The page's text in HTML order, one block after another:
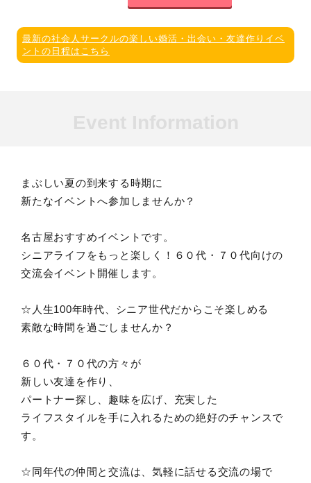
最新の社会人サークルの楽しい婚活・出会い・友達作りイベ
ントの日程はこちら
まぶしい夏の到来する時期に
新たなイベントへ参加しませんか？
名古屋おすすめイベントです。
シニアライフをもっと楽しく！６０代・７０代向けの
交流会イベント開催します。
☆人生100年時代、シニア世代だからこそ楽しめる
素敵な時間を過ごしませんか？
６０代・７０代の方々が
新しい友達を作り、
パートナー探し、趣味を広げ、充実した
ライフスタイルを手に入れるための絶好のチャンスで
す。
☆同年代の仲間と交流は、気軽に話せる交流の場で